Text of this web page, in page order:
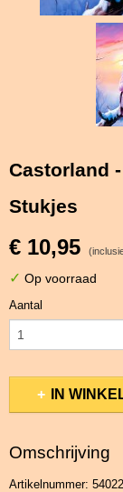
Castorland
Stukjes
€ 10,95
✓ Op voorraad
Aantal
IN
Omschrijving
Artikelnummer: 54022